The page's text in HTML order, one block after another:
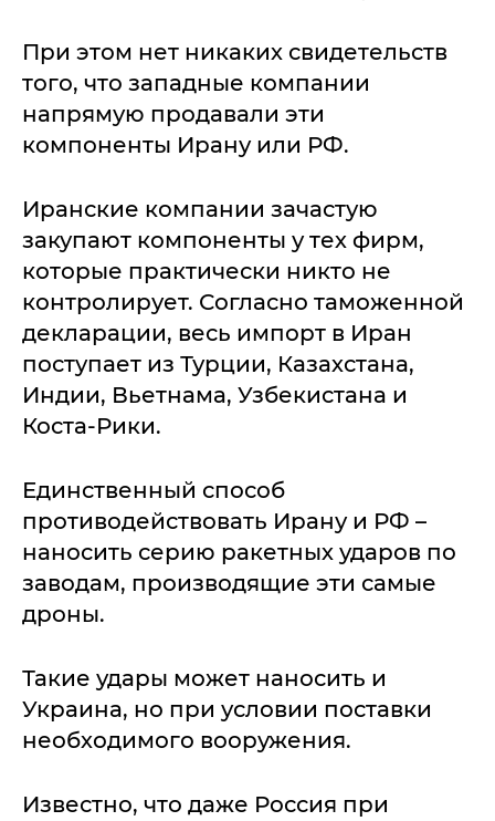
При этом нет никаких свидетельств
того, что западные компании
напрямую продавали эти
компоненты Ирану или РФ.
Иранские компании зачастую
закупают компоненты у тех фирм,
которые практически никто не
контролирует. Согласно таможенной
декларации, весь импорт в Иран
поступает из Турции, Казахстана,
Индии, Вьетнама, Узбекистана и
Коста-Рики.
Единственный способ
противодействовать Ирану и РФ –
наносить серию ракетных ударов по
заводам, производящие эти самые
дроны.
Такие удары может наносить и
Украина, но при условии поставки
необходимого вооружения.
Известно, что даже Россия при